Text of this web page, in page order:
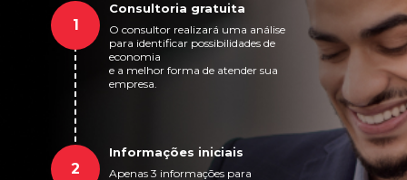
1
Consultoria gratuita
O consultor realizará uma análise
para identificar possibilidades de
economia
e a melhor forma de atender sua
empresa.
2
Informações iniciais
Apenas 3 informações para